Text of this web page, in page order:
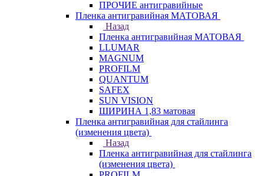
ПРОЧИЕ антигравийные
Пленка антигравийная МАТОВАЯ
Назад
Пленка антигравийная МАТОВАЯ
LLUMAR
MAGNUM
PROFILM
QUANTUM
SAFEX
SUN VISION
ШИРИНА 1,83 матовая
Пленка антигравийная для стайлинга
(изменения цвета)
Назад
Пленка антигравийная для стайлинга
(изменения цвета)